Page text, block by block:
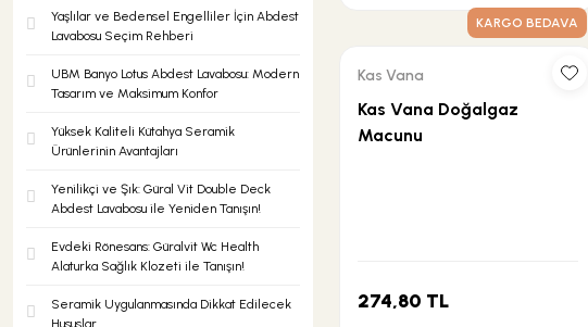
Yaşlılar ve Bedensel Engelliler İçin Abdest
Lavabosu Seçim Rehberi
UBM Banyo Lotus Abdest Lavabosu: Modern
Tasarım ve Maksimum Konfor
Yüksek Kaliteli Kütahya Seramik
Ürünlerinin Avantajları
Yenilikçi ve Şık: Güral Vit Double Deck
Abdest Lavabosu ile Yeniden Tanışın!
Evdeki Rönesans: Güralvit Wc Health
Alaturka Sağlık Klozeti ile Tanışın!
Seramik Uygulanmasında Dikkat Edilecek
Hususlar
KARGO BEDAVA
Kas Vana
Kas Vana Doğalgaz
Macunu
274,80 TL